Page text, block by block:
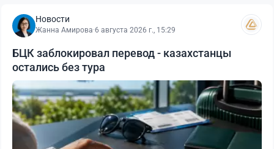
Новости
Жанна Амирова·6 августа 2026 г., 15:29
БЦК заблокировал перевод - казахстанцы
остались без тура